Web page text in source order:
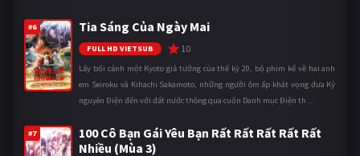
#6 Tia Sáng Của Ngày Mai
FULL HD VIETSUB 10
Lấy bối cảnh một Kyoto giả tưởng của thế kỷ 20, bộ phim kể về hai anh
em Seiroku và Kihachi Sakamoto, những người ôm ấp khát vọng đưa Kỷ
nguyên Điện đến với đất nước thông qua cuốn Danh mục Điện th ...
#7
100 Cô Bạn Gái Yêu Bạn Rất Rất Rất Rất Rất
Nhiều (Mùa 3)